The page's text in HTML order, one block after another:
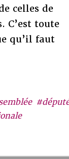
celles de
C’est toute
qu’il faut